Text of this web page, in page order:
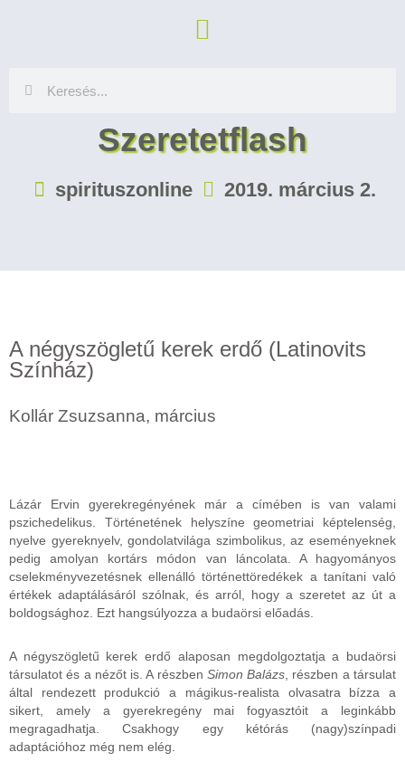
Szeretetflash
spirituszonline 2019. március 2.
A négyszögletű kerek erdő (Latinovits
Színház)
Kollár Zsuzsanna, március
Lázár Ervin gyerekregényének már a címében is van valami
pszichedelikus. Történetének helyszíne geometriai képtelenség,
nyelve gyereknyelv, gondolatvilága szimbolikus, az eseményeknek
pedig amolyan kortárs módon van láncolata. A hagyományos
cselekményvezetésnek ellenálló történettöredékek a tanítani való
értékek adaptálásáról szólnak, és arról, hogy a szeretet az út a
boldogsághoz. Ezt hangsúlyozza a budaörsi előadás.
A négyszögletű kerek erdő alaposan megdolgoztatja a budaörsi
társulatot és a nézőt is. A részben Simon Balázs , részben a társulat
által rendezett produkció a mágikus-realista olvasatra bízza a
sikert, amely a gyerekregény mai fogyasztóit a leginkább
megragadhatja. Csakhogy egy kétórás (nagy)színpadi
adaptációhoz még nem elég.